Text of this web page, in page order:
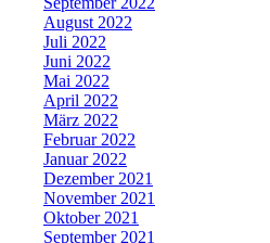
August 2022
Juli 2022
Juni 2022
Mai 2022
April 2022
März 2022
Februar 2022
Januar 2022
Dezember 2021
November 2021
Oktober 2021
September 2021